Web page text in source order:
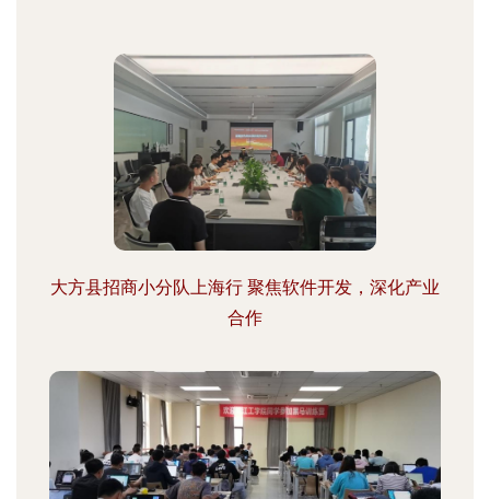
大方县招商小分队上海行 聚焦软件开发，深化产业
合作